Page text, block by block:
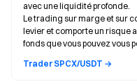
avec une liquidité profonde.
Le trading sur marge et sur
levier et comporte un risque
fonds que vous pouvez vous
Trader SPCX/USDT →